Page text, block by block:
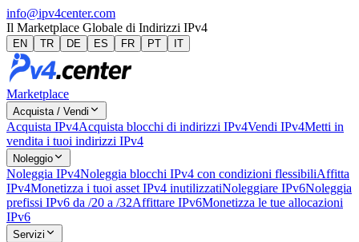
info@ipv4center.com
Il Marketplace Globale di Indirizzi IPv4
EN TR DE ES FR PT IT
Marketplace
Acquista / Vendi
Acquista IPv4Acquista blocchi di indirizzi IPv4Vendi IPv4Metti in
vendita i tuoi indirizzi IPv4
Noleggio
Noleggia IPv4Noleggia blocchi IPv4 con condizioni flessibiliAffitta
IPv4Monetizza i tuoi asset IPv4 inutilizzatiNoleggiare IPv6Noleggia
prefissi IPv6 da /20 a /32Affittare IPv6Monetizza le tue allocazioni
IPv6
Servizi